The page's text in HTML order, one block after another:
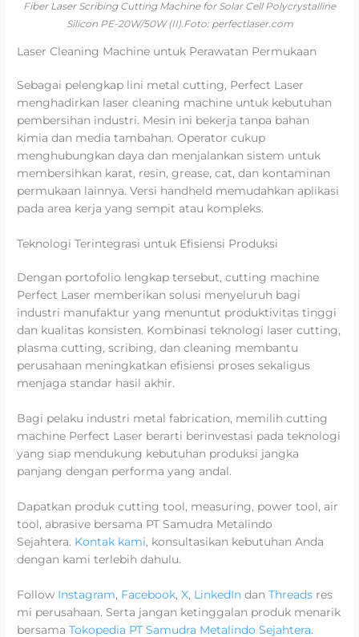
Fiber Laser Scribing Cutting Machine for Solar Cell Polycrystalline
Silicon PE-20W/50W (II).Foto: perfectlaser.com
Laser Cleaning Machine untuk Perawatan Permukaan
Sebagai pelengkap lini metal cutting, Perfect Laser
menghadirkan laser cleaning machine untuk kebutuhan
pembersihan industri. Mesin ini bekerja tanpa bahan
kimia dan media tambahan. Operator cukup
menghubungkan daya dan menjalankan sistem untuk
membersihkan karat, resin, grease, cat, dan kontaminan
permukaan lainnya. Versi handheld memudahkan aplikasi
pada area kerja yang sempit atau kompleks.
Teknologi Terintegrasi untuk Efisiensi Produksi
Dengan portofolio lengkap tersebut, cutting machine
Perfect Laser memberikan solusi menyeluruh bagi
industri manufaktur yang menuntut produktivitas tinggi
dan kualitas konsisten. Kombinasi teknologi laser cutting,
plasma cutting, scribing, dan cleaning membantu
perusahaan meningkatkan efisiensi proses sekaligus
menjaga standar hasil akhir.
Bagi pelaku industri metal fabrication, memilih cutting
machine Perfect Laser berarti berinvestasi pada teknologi
yang siap mendukung kebutuhan produksi jangka
panjang dengan performa yang andal.
Dapatkan produk cutting tool, measuring, power tool, air
tool, abrasive bersama PT Samudra Metalindo
Sejahtera. Kontak kami, konsultasikan kebutuhan Anda
dengan kami terlebih dahulu.
Follow Instagram, Facebook,X, LinkedIndanThreads res
mi perusahaan. Serta jangan ketinggalan produk menarik
bersamaTokopedia PT Samudra Metalindo Sejahtera.